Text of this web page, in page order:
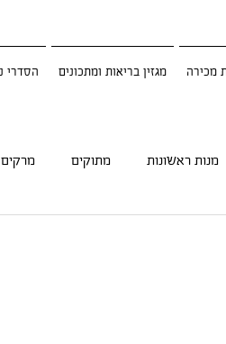
מכירה מגזין בריאות ומתכונים הסדרי
מנות ראשונות מתוקים מרקים